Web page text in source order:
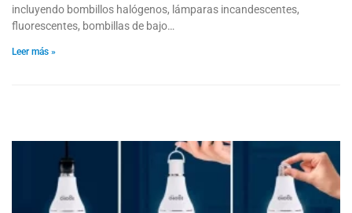
incluyendo bombillos halógenos, lámparas incandescentes,
fluorescentes, bombillas de bajo…
Leer más »